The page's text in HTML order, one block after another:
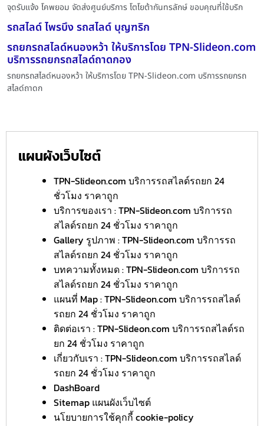
จุดรับแจ้ง โคพยอม จัดส่งศูนย์บริการ โตโยต้ากันทรลักษ์ ขอบคุณที่ใช้บริก
รถสไลด์ ไพรบึง รถสไลด์ บุญฑริก
รถยกรถสไลด์หนองหว้า ให้บริการโดย TPN-Slideon.com
บริการรถยกรถสไลด์ถาดกอง
รถยกรถสไลด์หนองหว้า ให้บริการโดย TPN-Slideon.com บริการรถยกรถ
สไลด์ถาดก
แผนผังเว็บไซต์
TPN-Slideon.com บริการรถสไลด์รถยก 24
ชั่วโมง ราคาถูก
บริการของเรา : TPN-Slideon.com บริการรถ
สไลด์รถยก 24 ชั่วโมง ราคาถูก
Gallery รูปภาพ : TPN-Slideon.com บริการรถ
สไลด์รถยก 24 ชั่วโมง ราคาถูก
บทความทั้งหมด : TPN-Slideon.com บริการรถ
สไลด์รถยก 24 ชั่วโมง ราคาถูก
แผนที่ Map : TPN-Slideon.com บริการรถสไลด์
รถยก 24 ชั่วโมง ราคาถูก
ติดต่อเรา : TPN-Slideon.com บริการรถสไลด์รถ
ยก 24 ชั่วโมง ราคาถูก
เกี่ยวกับเรา : TPN-Slideon.com บริการรถสไลด์
รถยก 24 ชั่วโมง ราคาถูก
DashBoard
Sitemap แผนผังเว็บไซต์
นโยบายการใช้คุกกี้ cookie-policy